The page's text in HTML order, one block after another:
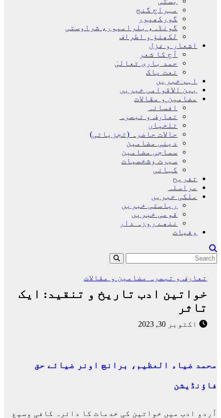
مہراج گنج
گورکھپور
گونڈہ، بلرامپور، شراوستی
لکھنؤ و اطراف
اشعار و غزل
آج کا شعر
حمد باری تعالیٰ
نعت پاک
اہم خبریں
بین الاقوامی خبریں
مضامین و مقالات
افسانہ
تعارف و تبصرہ
تلخیاں
حالات حاضرہ (تجزیاتی)
دینی مضامین
سماجی مضامین
سیرت وشخصیات
کہانی
تفریح
مراسلہ
ملکی خبریں
ریاستی خبریں
قومی خبریں
ننھے روزہ دار
وفیات
تعارف و تبصرہ مضامین و مقالات
خواتین ادب تاریخ و تنقید: ایک
تاثر
اکتوبر 30, 2023
محمد ضیاء العظیم، برانچ اونر ضیائے حق
فاؤنڈیشن
اُردو ادب میں خواتین کی خدمات کا دائرہ کافی وسیع